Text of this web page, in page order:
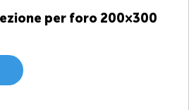
per foro 200×300